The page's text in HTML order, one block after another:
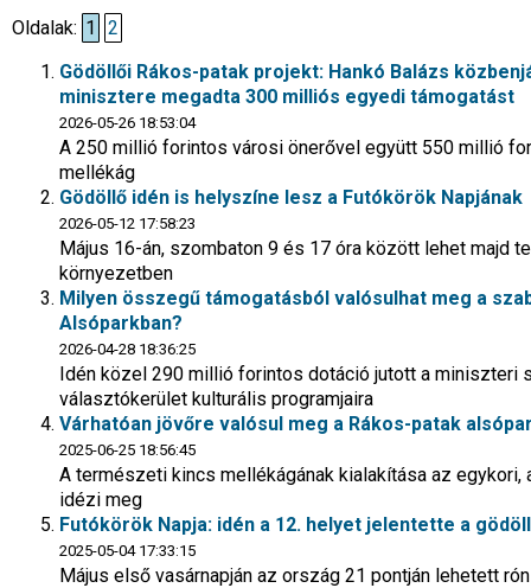
Oldalak: 1
2
Gödöllői Rákos-patak projekt: Hankó Balázs
minisztere megadta 300 milliós egyedi támogatást
2026-05-26 18:53:04
A 250 millió forintos városi önerővel együtt 550 millió
mellékág
Gödöllő idén is helyszíne lesz a Futókörök Napjának
2026-05-12 17:58:23
Május 16-án, szombaton 9 és 17 óra között lehet majd
környezetben
Milyen összegű támogatásból valósulhat meg a
Alsóparkban?
2026-04-28 18:36:25
Idén közel 290 millió forintos dotáció jutott a miniszteri
választókerület kulturális programjaira
Várhatóan jövőre valósul meg a Rákos-patak
2025-06-25 18:56:45
A természeti kincs mellékágának kialakítása az
idézi meg
Futókörök Napja: idén a 12. helyet jelentette a
2025-05-04 17:33:15
Május első vasárnapján az ország 21 pontján lehetett